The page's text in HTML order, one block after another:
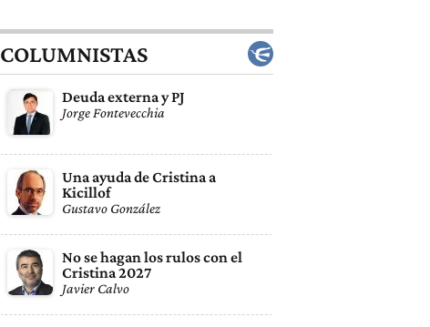
COLUMNISTAS
Deuda externa y PJ
Jorge Fontevecchia
Una ayuda de Cristina a
Kicillof
Gustavo González
No se hagan los rulos con el
Cristina 2027
Javier Calvo